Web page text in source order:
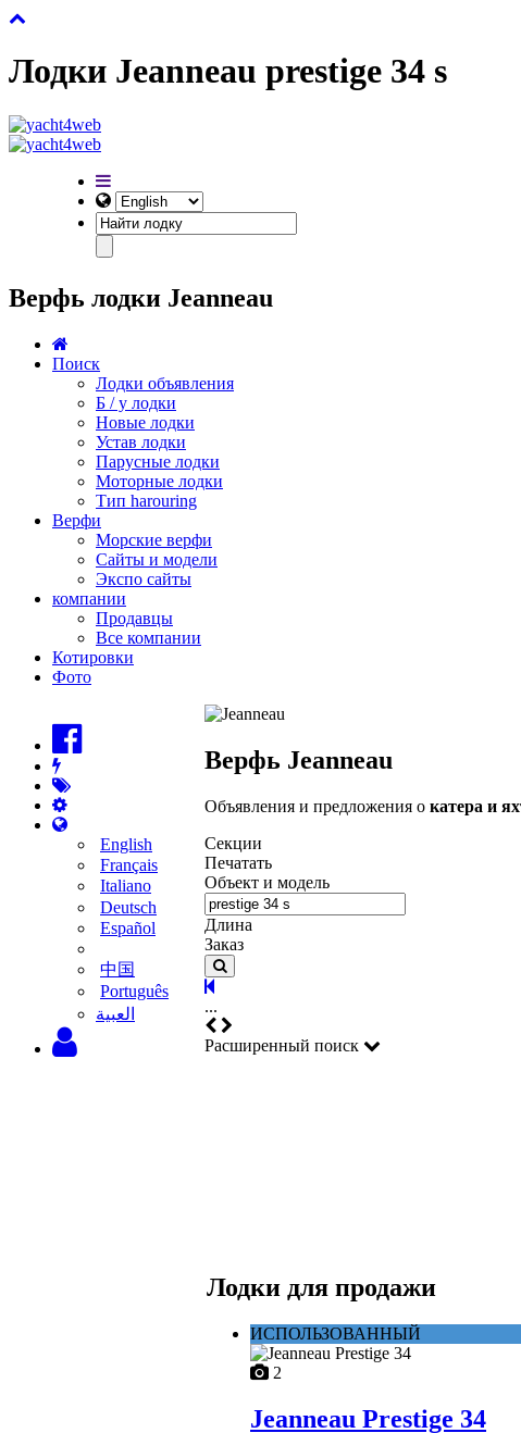
Лодки Jeanneau prestige 34 s
Верфь лодки Jeanneau
Поиск
Лодки объявления
Б / у лодки
Новые лодки
Устав лодки
Парусные лодки
Моторные лодки
Тип harouring
Верфи
Морские верфи
Сайты и модели
Экспо сайты
компании
Продавцы
Все компании
Котировки
Фото
English
Français
Italiano
Deutsch
Español
中国
Português
‫العبية
Верфь Jeanneau
Объявления и предложения о катера и
Секции
Печатать
Объект и модель
Длина
Заказ
...
Расширенный поиск
Лодки для продажи
ИСПОЛЬЗОВАННЫЙ
2
Jeanneau Prestige 34